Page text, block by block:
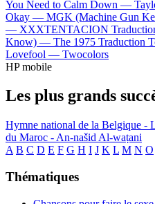
You Need to Calm Down —
Okay — MGK (Machine Gun
— XXXTENTACION
Know) — The 1975 Traduction
Lovefool — Twocolors
HP mobile
Les plus grands
Hymne national de la Belgique -
du Maroc - An-našid Al-waṭani
A B C D E F G H I J K L M N O
Thématiques